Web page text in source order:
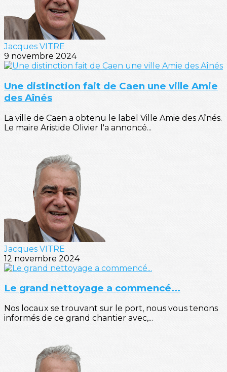
Jacques VITRE
9 novembre 2024
Une distinction fait de Caen une ville Amie
des Aînés
La ville de Caen a obtenu le label Ville Amie des Aînés.
Le maire Aristide Olivier l'a annoncé...
Jacques VITRE
12 novembre 2024
Le grand nettoyage a commencé...
Nos locaux se trouvant sur le port, nous vous tenons
informés de ce grand chantier avec,...